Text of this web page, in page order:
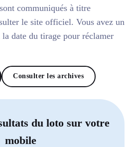
communiqués à titre
le site officiel. Vous avez un
date du tirage pour réclamer
Consulter les archives
du loto sur votre
mobile